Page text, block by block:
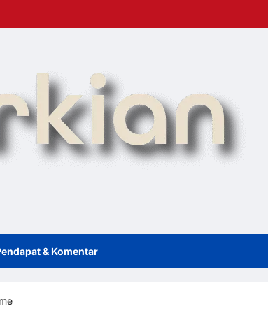
& Komentar